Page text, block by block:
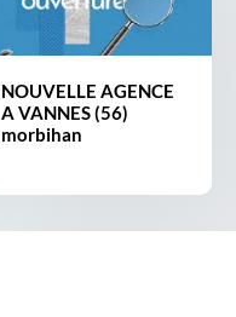
NOUVELLE AGENCE
A VANNES (56)
morbihan